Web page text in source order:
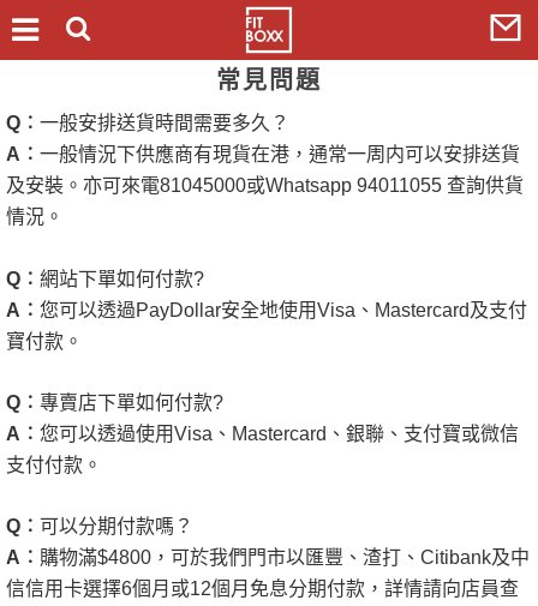
常見問題
Q ︰ 一般安排送貨時間需要多久？
A ︰ 一般情況下供應商有現貨在港，通常一周内可以安排送貨
及安裝。亦可來電81045000或Whatsapp 94011055 查詢供貨
情況。
Q ︰ 網站下單如何付款?
A ︰ 您可以透過PayDollar安全地使用Visa 、 Mastercard及支付
寶付款。
Q ︰ 專賣店下單如何付款?
A ︰ 您可以透過使用Visa 、 Mastercard 、銀聯、支付寶或微信
支付付款。
Q ︰ 可以分期付款嗎？
A ︰ 購物滿$4800 ，可於我們門市以匯豐、渣打、 Citibank及中
信信用卡選擇6個月或12個月免息分期付款，詳情請向店員查